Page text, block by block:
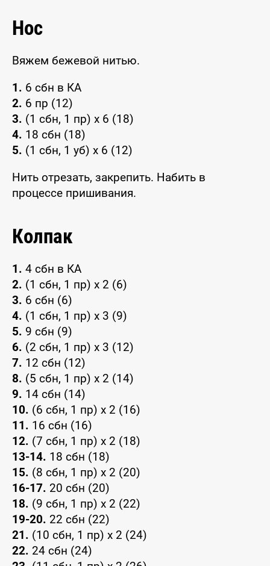
Нос
Вяжем бежевой нитью.
1. 6 сбн в КА
2. 6 пр (12)
3. (1 сбн, 1 пр) х 6 (18)
4. 18 сбн (18)
5. (1 сбн, 1 уб) х 6 (12)
Нить отрезать, закрепить. Набить в
процессе пришивания.
Колпак
1. 4 сбн в КА
2. (1 сбн, 1 пр) х 2 (6)
3. 6 сбн (6)
4. (1 сбн, 1 пр) х 3 (9)
5. 9 сбн (9)
6. (2 сбн, 1 пр) х 3 (12)
7. 12 сбн (12)
8. (5 сбн, 1 пр) х 2 (14)
9. 14 сбн (14)
10. (6 сбн, 1 пр) х 2 (16)
11. 16 сбн (16)
12. (7 сбн, 1 пр) х 2 (18)
13-14. 18 сбн (18)
15. (8 сбн, 1 пр) х 2 (20)
16-17. 20 сбн (20)
18. (9 сбн, 1 пр) х 2 (22)
19-20. 22 сбн (22)
21. (10 сбн, 1 пр) х 2 (24)
22. 24 сбн (24)